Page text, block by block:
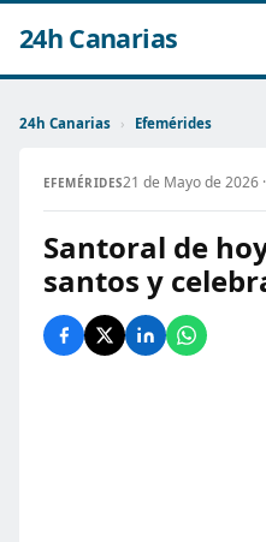
24h Canarias
24h Canarias › Efemérides
EFEMÉRIDES21 de Mayo de 2026
Santoral de
santos y